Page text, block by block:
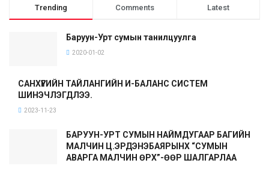
Trending Comments Latest
Баруун-Урт сумын танилцуулга
2020-01-02
САНХҮҮГИЙН ТАЙЛАНГИЙН И-БАЛАНС СИСТЕМ
ШИНЭЧЛЭГДЛЭЭ.
2023-11-23
БАРУУН-УРТ СУМЫН НАЙМДУГААР БАГИЙН
МАЛЧИН Ц.ЭРДЭНЭБАЯРЫНХ “СУМЫН
АВАРГА МАЛЧИН ӨРХ”-ӨӨР ШАЛГАРЛАА